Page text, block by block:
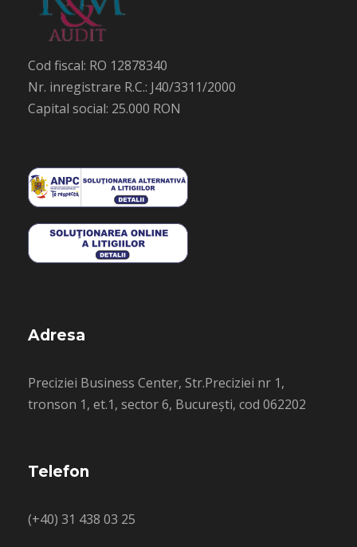
Cod fiscal: RO 12878340
Nr. inregistrare R.C.: J40/3311/2000
Capital social: 25.000 RON
Adresa
Preciziei Business Center, Str.Preciziei nr 1,
tronson 1, et.1, sector 6, București, cod 062202
Telefon
(+40) 31 438 03 25